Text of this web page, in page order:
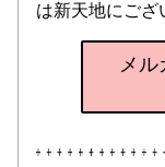
は新天地にござ
メル